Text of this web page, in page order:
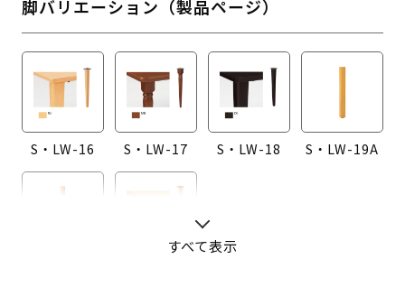
脚バリエーション（製品ページ）
S・LW-16 S・LW-17 S・LW-18 S・LW-19A
すべて表示